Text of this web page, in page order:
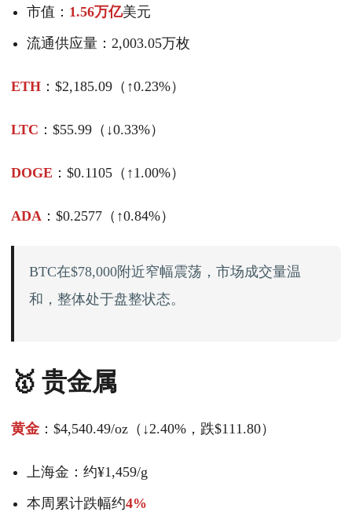
市值： 1.56万亿美元
流通供应量：2,003.05万枚
ETH ：$2,185.09（↑0.23%）
LTC ：$55.99（↓0.33%）
DOGE ：$0.1105（↑1.00%）
ADA ：$0.2577（↑0.84%）
BTC在$78,000附近窄幅震荡，市场成交量温
和，整体处于盘整状态。
🥇 贵金属
黄金 ：$4,540.49/oz（↓2.40%，跌$111.80）
上海金：约¥1,459/g
本周累计跌幅约4%